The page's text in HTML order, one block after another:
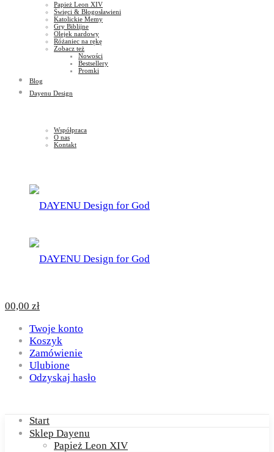
Papież Leon XIV
Święci & Błogosławieni
Katolickie Memy
Gry Biblijne
Olejek nardowy
Różaniec na rękę
Zobacz też
Nowości
Bestsellery
Promki
Blog
Dayenu Design
Współpraca
O nas
Kontakt
00,00 zł
Twoje konto
Koszyk
Zamówienie
Ulubione
Odzyskaj hasło
Start
Sklep Dayenu
Papież Leon XIV